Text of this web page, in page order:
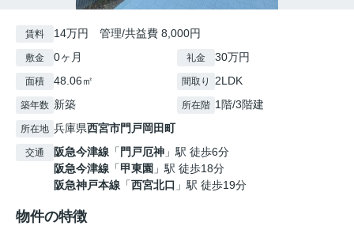
賃料 14万円 管理/共益費 8,000円
敷金 0ヶ月 礼金 30万円
面積 48.06㎡ 間取り 2LDK
築年数 新築 所在階 1階/3階建
所在地 兵庫県西宮市門戸岡田町
交通 阪急今津線 「 門戸厄神 」駅 徒歩6分
阪急今津線 「甲東園 」駅 徒歩18分
阪急神戸本線 「西宮北口 」駅 徒歩19分
物件の特徴